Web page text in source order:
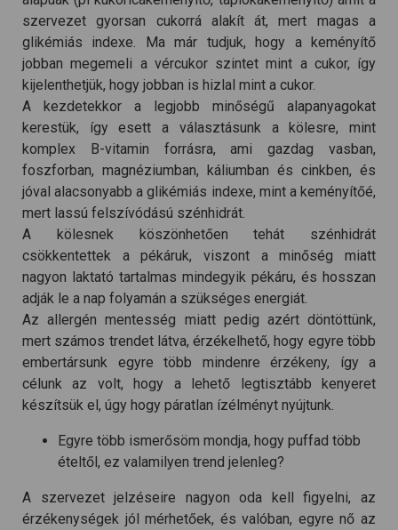
szervezet gyorsan cukorrá alakít át, mert magas a
glikémiás indexe. Ma már tudjuk, hogy a keményítő
jobban megemeli a vércukor szintet mint a cukor, így
kijelenthetjük, hogy jobban is hizlal mint a cukor.
A kezdetekkor a legjobb minőségű alapanyagokat
kerestük, így esett a választásunk a kölesre, mint
komplex B-vitamin forrásra, ami gazdag vasban,
foszforban, magnéziumban, káliumban és cinkben, és
jóval alacsonyabb a glikémiás indexe, mint a keményítőé,
mert lassú felszívódású szénhidrát.
A kölesnek köszönhetően tehát szénhidrát
csökkentettek a pékáruk, viszont a minőség miatt
nagyon laktató tartalmas mindegyik pékáru, és hosszan
adják le a nap folyamán a szükséges energiát.
Az allergén mentesség miatt pedig azért döntöttünk,
mert számos trendet látva, érzékelhető, hogy egyre több
embertársunk egyre több mindenre érzékeny, így a
célunk az volt, hogy a lehető legtisztább kenyeret
készítsük el, úgy hogy páratlan ízélményt nyújtunk.
Egyre több ismerősöm mondja, hogy puffad több
ételtől, ez valamilyen trend jelenleg?
A szervezet jelzéseire nagyon oda kell figyelni, az
érzékenységek jól mérhetőek, és valóban, egyre nő az